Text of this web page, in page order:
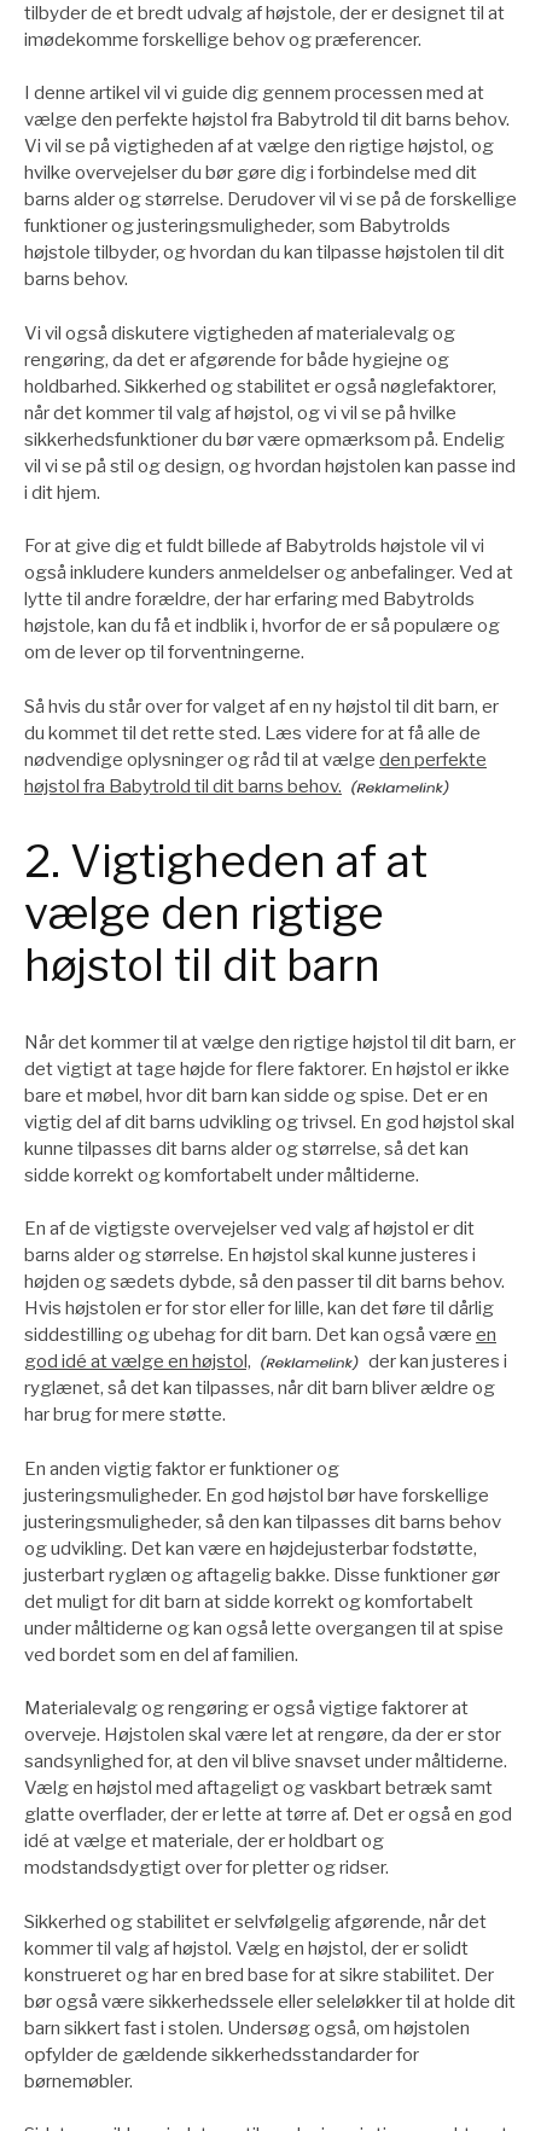
tilbyder de et bredt udvalg af højstole, der er designet til at
imødekomme forskellige behov og præferencer.
I denne artikel vil vi guide dig gennem processen med at
vælge den perfekte højstol fra Babytrold til dit barns behov.
Vi vil se på vigtigheden af at vælge den rigtige højstol, og
hvilke overvejelser du bør gøre dig i forbindelse med dit
barns alder og størrelse. Derudover vil vi se på de forskellige
funktioner og justeringsmuligheder, som Babytrolds
højstole tilbyder, og hvordan du kan tilpasse højstolen til dit
barns behov.
Vi vil også diskutere vigtigheden af materialevalg og
rengøring, da det er afgørende for både hygiejne og
holdbarhed. Sikkerhed og stabilitet er også nøglefaktorer,
når det kommer til valg af højstol, og vi vil se på hvilke
sikkerhedsfunktioner du bør være opmærksom på. Endelig
vil vi se på stil og design, og hvordan højstolen kan passe ind
i dit hjem.
For at give dig et fuldt billede af Babytrolds højstole vil vi
også inkludere kunders anmeldelser og anbefalinger. Ved at
lytte til andre forældre, der har erfaring med Babytrolds
højstole, kan du få et indblik i, hvorfor de er så populære og
om de lever op til forventningerne.
Så hvis du står over for valget af en ny højstol til dit barn, er
du kommet til det rette sted. Læs videre for at få alle de
nødvendige oplysninger og råd til at vælge den perfekte
højstol fra Babytrold til dit barns behov.
2. Vigtigheden af at
vælge den rigtige
højstol til dit barn
Når det kommer til at vælge den rigtige højstol til dit barn, er
det vigtigt at tage højde for flere faktorer. En højstol er ikke
bare et møbel, hvor dit barn kan sidde og spise. Det er en
vigtig del af dit barns udvikling og trivsel. En god højstol skal
kunne tilpasses dit barns alder og størrelse, så det kan
sidde korrekt og komfortabelt under måltiderne.
En af de vigtigste overvejelser ved valg af højstol er dit
barns alder og størrelse. En højstol skal kunne justeres i
højden og sædets dybde, så den passer til dit barns behov.
Hvis højstolen er for stor eller for lille, kan det føre til dårlig
siddestilling og ubehag for dit barn. Det kan også være en
god idé at vælge en højstol,
der kan justeres i
ryglænet, så det kan tilpasses, når dit barn bliver ældre og
har brug for mere støtte.
En anden vigtig faktor er funktioner og
justeringsmuligheder. En god højstol bør have forskellige
justeringsmuligheder, så den kan tilpasses dit barns behov
og udvikling. Det kan være en højdejusterbar fodstøtte,
justerbart ryglæn og aftagelig bakke. Disse funktioner gør
det muligt for dit barn at sidde korrekt og komfortabelt
under måltiderne og kan også lette overgangen til at spise
ved bordet som en del af familien.
Materialevalg og rengøring er også vigtige faktorer at
overveje. Højstolen skal være let at rengøre, da der er stor
sandsynlighed for, at den vil blive snavset under måltiderne.
Vælg en højstol med aftageligt og vaskbart betræk samt
glatte overflader, der er lette at tørre af. Det er også en god
idé at vælge et materiale, der er holdbart og
modstandsdygtigt over for pletter og ridser.
Sikkerhed og stabilitet er selvfølgelig afgørende, når det
kommer til valg af højstol. Vælg en højstol, der er solidt
konstrueret og har en bred base for at sikre stabilitet. Der
bør også være sikkerhedssele eller seleløkker til at holde dit
barn sikkert fast i stolen. Undersøg også, om højstolen
opfylder de gældende sikkerhedsstandarder for
børnemøbler.